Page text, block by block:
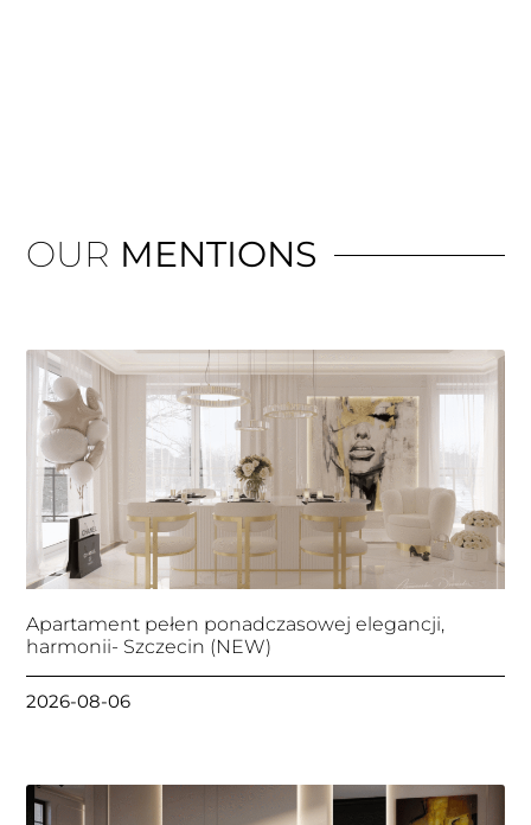
OUR MENTIONS
Apartament pełen ponadczasowej elegancji,
harmonii- Szczecin (NEW)
2026-08-06